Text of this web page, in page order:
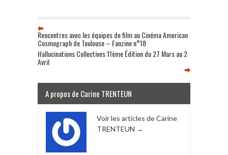
Rencontres avec les équipes de film au Cinéma American
Cosmograph de Toulouse – Fanzine n°18
Hallucinations Collectives 11ème Édition du 27 Mars au 2
Avril
A propos de Carine TRENTEUN
Voir les articles de Carine
TRENTEUN →